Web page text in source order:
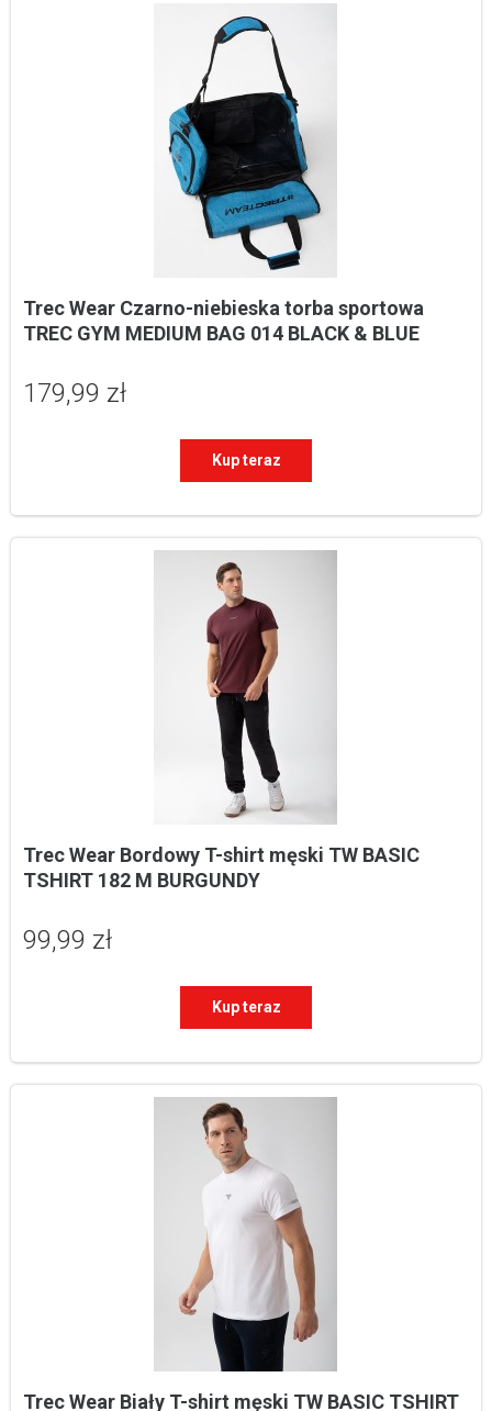
Trec Wear Czarno-niebieska torba sportowa
TREC GYM MEDIUM BAG 014 BLACK & BLUE
179,99 zł
Kup teraz
Trec Wear Bordowy T-shirt męski TW BASIC
TSHIRT 182 M BURGUNDY
99,99 zł
Kup teraz
Trec Wear Biały T-shirt męski TW BASIC TSHIRT